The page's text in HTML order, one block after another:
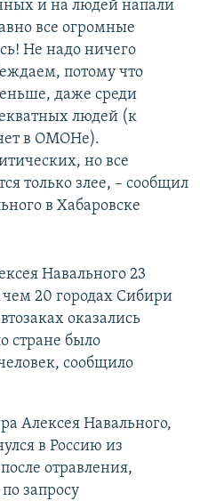
и на людей напали
все огромные
Не надо ничего
потому что
даже среди
людей (к
в ОМОНе).
но все
только злее, – сообщил
в Хабаровске
Навального 23
20 городах Сибири
оказались
стране было
сообщило
Алексея Навального,
в Россию из
отравления,
запросу